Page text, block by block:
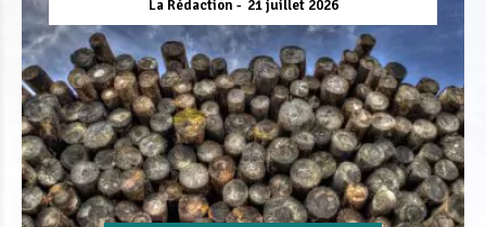
La Rédaction 21 juillet 2026